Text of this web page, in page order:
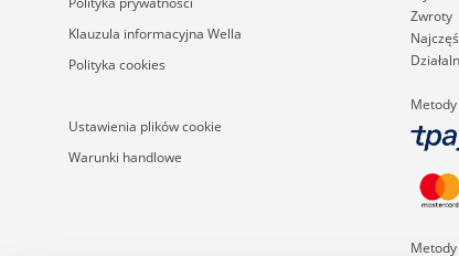
Klauzula informacyjna Wella
Polityka cookies
Ustawienia plików cookie
Warunki handlowe
Zwroty
Metody